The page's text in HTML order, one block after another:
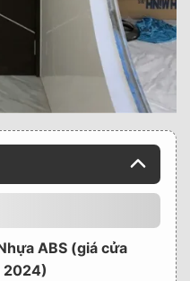
ABS (giá cửa
2024)